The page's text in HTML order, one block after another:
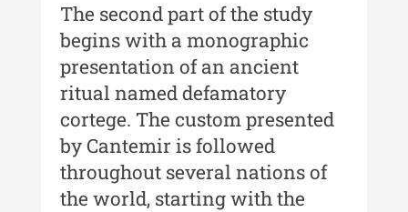
Buletinul ”Ioan Neculce” al
Muzeului de Istorie a Moldovei -
XXIV / 2018
Buletinul ”Ioan Neculce” al
Muzeului de Istorie a Moldovei -
XXIII / 2017
Buletinul ”Ioan Neculce” al
Muzeului de Istorie a Moldovei -
The second part of the study
begins with a monographic
presentation of an ancient
ritual named defamatory
cortege. The custom presented
by Cantemir is followed
throughout several nations of
the world, starting with the